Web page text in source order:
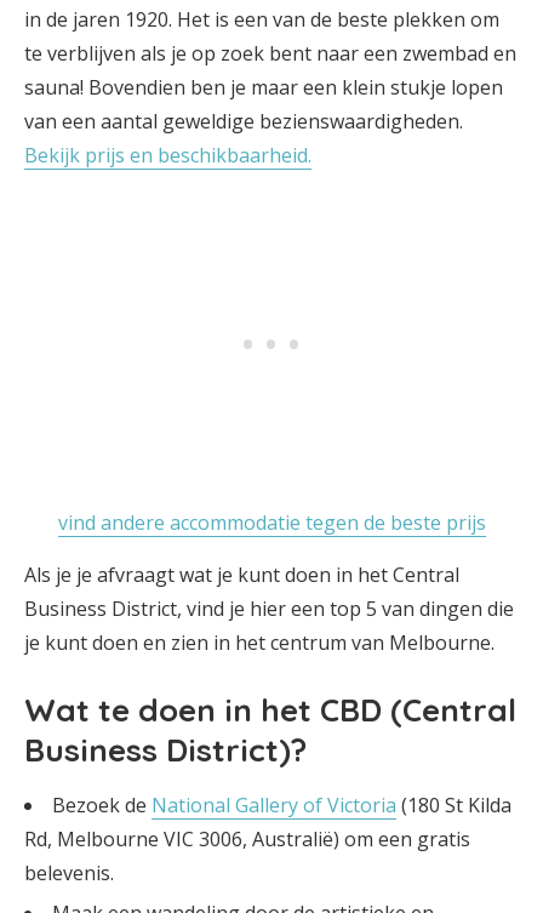
in de jaren 1920. Het is een van de beste plekken om
te verblijven als je op zoek bent naar een zwembad en
sauna! Bovendien ben je maar een klein stukje lopen
van een aantal geweldige bezienswaardigheden.
Bekijk prijs en beschikbaarheid.
vind andere accommodatie tegen de beste prijs
Als je je afvraagt wat je kunt doen in het Central
Business District, vind je hier een top 5 van dingen die
je kunt doen en zien in het centrum van Melbourne.
Wat te doen in het CBD (Central
Business District)?
Bezoek de National Gallery of Victoria (180 St Kilda
Rd, Melbourne VIC 3006, Australië) om een gratis
belevenis.